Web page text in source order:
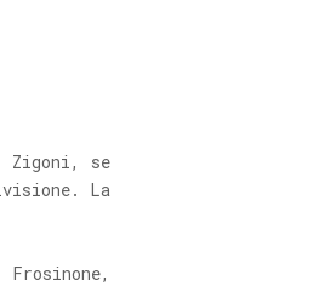
Zigoni, se
La